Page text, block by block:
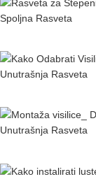
Spoljna Rasveta
Unutrašnja Rasveta
Unutrašnja Rasveta